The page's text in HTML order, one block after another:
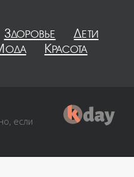
Здоровье
Дети
Красота
если